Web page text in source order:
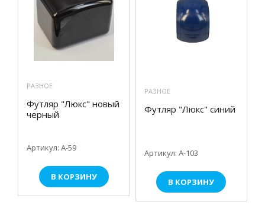
РАЗНОЕ
Футляр "Люкс" новый
черный
Артикул: А-59
В КОРЗИНУ
РАЗНОЕ
Футляр "Люкс" синий
Артикул: А-103
В КОРЗИНУ